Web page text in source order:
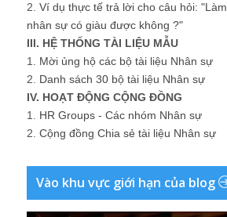
2. Ví dụ thực tế trả lời cho câu hỏi: "Làm
nhân sự có giàu được không ?"
III. HỆ THỐNG TÀI LIỆU MẪU
1. Mời ủng hộ các bộ tài liệu Nhân sự
2. Danh sách 30 bộ tài liệu Nhân sự
IV. HOẠT ĐỘNG CỘNG ĐỒNG
1. HR Groups - Các nhóm Nhân sự
2. Cộng đồng Chia sẻ tài liệu Nhân sự
Vào khu vực giới hạn của blog